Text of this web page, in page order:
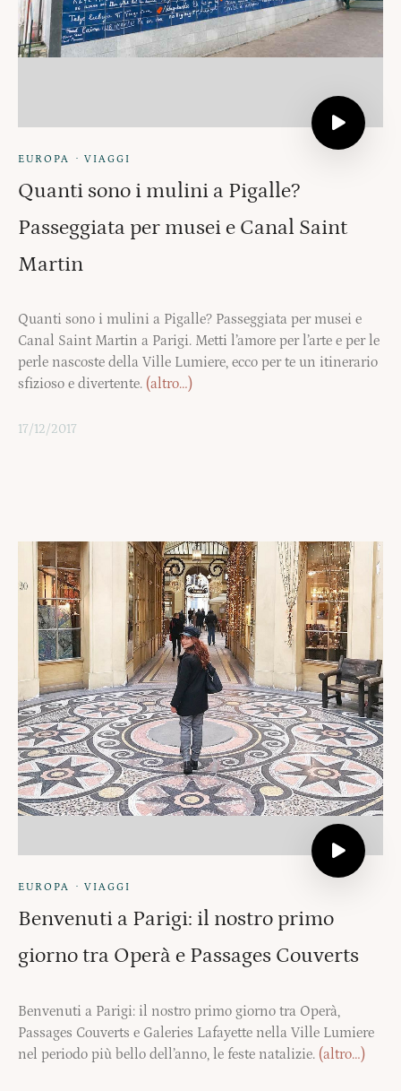
EUROPA · VIAGGI
Quanti sono i mulini a Pigalle?
Passeggiata per musei e Canal Saint
Martin
Quanti sono i mulini a Pigalle? Passeggiata per musei e
Canal Saint Martin a Parigi. Metti l’amore per l’arte e per le
perle nascoste della Ville Lumiere, ecco per te un itinerario
sfizioso e divertente. (altro…)
17/12/2017
EUROPA · VIAGGI
Benvenuti a Parigi: il nostro primo
giorno tra Operà e Passages Couverts
Benvenuti a Parigi: il nostro primo giorno tra Operà,
Passages Couverts e Galeries Lafayette nella Ville Lumiere
nel periodo più bello dell’anno, le feste natalizie. (altro…)